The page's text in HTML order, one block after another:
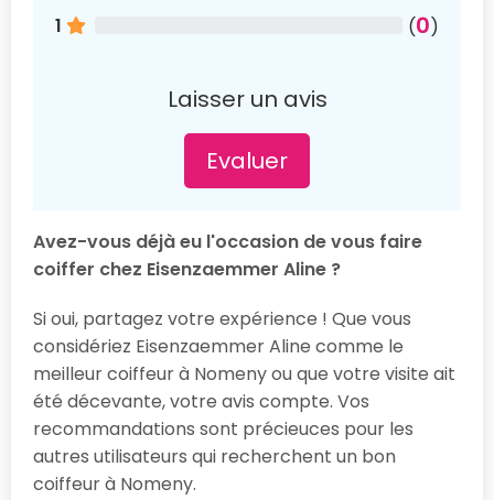
1
(0)
Laisser un avis
Evaluer
Avez-vous déjà eu l'occasion de vous faire
coiffer chez Eisenzaemmer Aline ?
Si oui, partagez votre expérience ! Que vous
considériez Eisenzaemmer Aline comme le
meilleur coiffeur à Nomeny ou que votre visite ait
été décevante, votre avis compte. Vos
recommandations sont précieuces pour les
autres utilisateurs qui recherchent un bon
coiffeur à Nomeny.